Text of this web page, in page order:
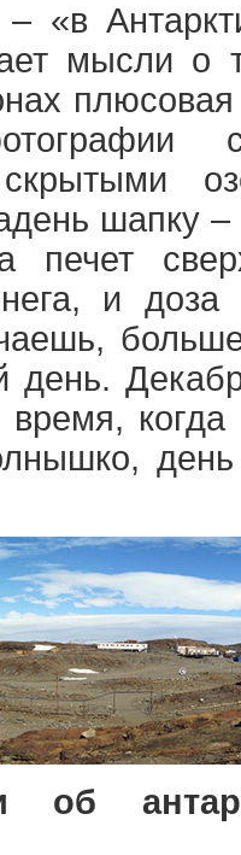
мысли о
шапку
печет
и доза
день.
время,
об